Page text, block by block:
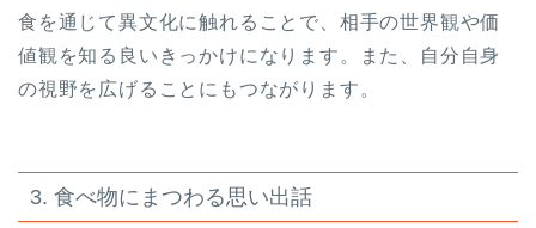
食を通じて異文化に触れることで、相手の世界観や価
値観を知る良いきっかけになります。また、自分自身
の視野を広げることにもつながります。
3. 食べ物にまつわる思い出話